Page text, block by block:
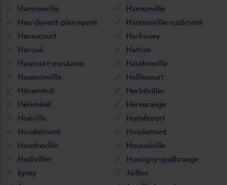
Hammeville
Hamonville
Han-devant-pierrepont
Hannonville-suzémont
Haraucourt
Harbouey
Haroué
Hatrize
Haucourt-moulaine
Haudonville
Haussonville
Heillecourt
Hénaménil
Herbéviller
Hériménil
Herserange
Hoéville
Homécourt
Houdelmont
Houdemont
Houdreville
Housséville
Hudiviller
Hussigny-godbrange
Igney
Jaillon